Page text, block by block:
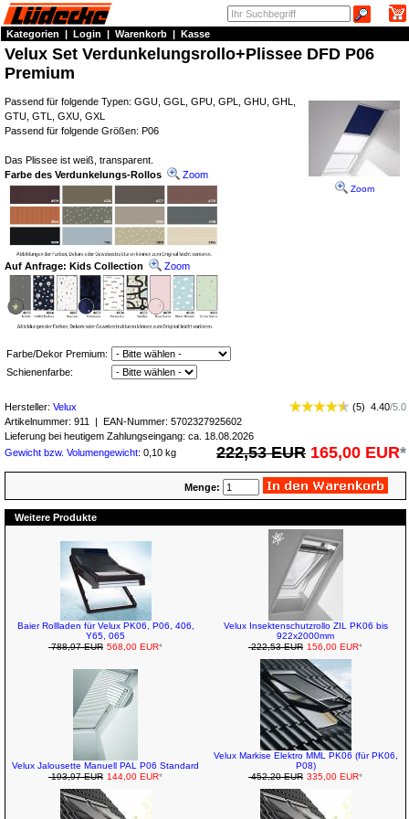
Kategorien | Login | Warenkorb | Kasse
Velux Set Verdunkelungsrollo+Plissee DFD P06
Premium
Zoom
Passend für folgende Typen: GGU, GGL, GPU, GPL, GHU, GHL,
GTU, GTL, GXU, GXL
Passend für folgende Größen: P06
Das Plissee ist weiß, transparent.
Farbe des Verdunkelungs-Rollos
Zoom
Auf Anfrage: Kids Collection Zoom
Farbe/Dekor Premium:
Schienenfarbe:
Hersteller: Velux (5) 4.40/5.0
Artikelnummer: 911 | EAN-Nummer: 5702327925602
Lieferung bei heutigem Zahlungseingang: ca. 18.08.2026
Gewicht bzw. Volumengewicht: 0,10 kg 222,53 EUR 165,00 EUR*
Menge:
Weitere Produkte
Baier Rollladen für Velux PK06, P06, 406,
Y65, 065
788,97 EUR 568,00 EUR*
Velux Insektenschutzrollo ZIL PK06 bis
922x2000mm
222,53 EUR 156,00 EUR*
Velux Jalousette Manuell PAL P06 Standard
193,97 EUR 144,00 EUR*
Velux Markise Elektro MML PK06 (für PK06,
P08)
452,20 EUR 335,00 EUR*